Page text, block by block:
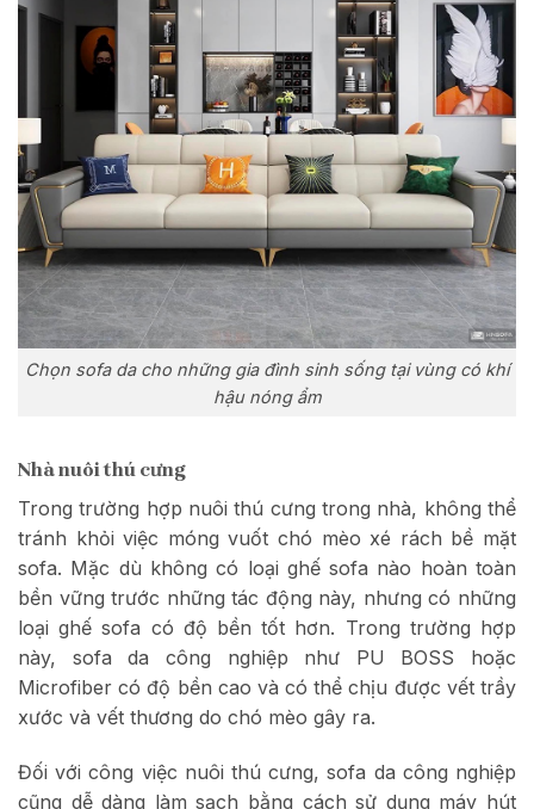
Chọn sofa da cho những gia đình sinh sống tại vùng có khí
hậu nóng ẩm
Nhà nuôi thú cưng
Trong trường hợp nuôi thú cưng trong nhà, không thể
tránh khỏi việc móng vuốt chó mèo xé rách bề mặt
sofa. Mặc dù không có loại ghế sofa nào hoàn toàn
bền vững trước những tác động này, nhưng có những
loại ghế sofa có độ bền tốt hơn. Trong trường hợp
này, sofa da công nghiệp như PU BOSS hoặc
Microfiber có độ bền cao và có thể chịu được vết trầy
xước và vết thương do chó mèo gây ra.
Đối với công việc nuôi thú cưng, sofa da công nghiệp
cũng dễ dàng làm sạch bằng cách sử dụng máy hút